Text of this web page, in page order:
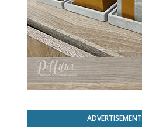
ADVERTISEMENT